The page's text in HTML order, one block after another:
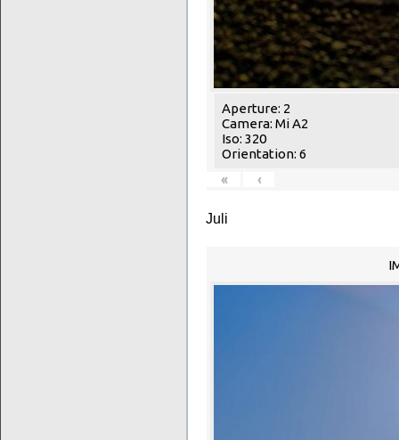
Aperture: 2
Camera: Mi A2
Iso: 320
Orientation: 6
«
‹
Juli